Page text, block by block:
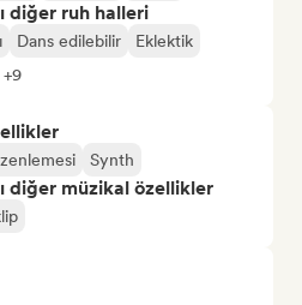
diğer ruh halleri
Dans edilebilir
Eklektik
Synth
diğer müzikal özellikler